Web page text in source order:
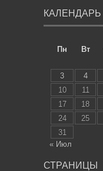
КАЛЕНДАРЬ
Пн
Вт
3
4
10
11
17
18
24
25
31
« Июл
СТРАНИЦЫ